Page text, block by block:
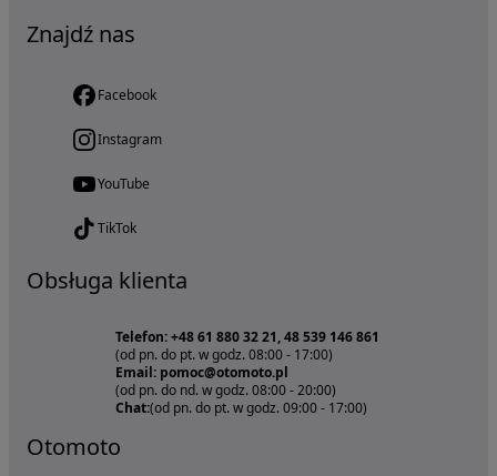
Znajdź nas
Facebook
Instagram
YouTube
TikTok
Obsługa klienta
Telefon: +48 61 880 32 21, 48 539 146 861
(od pn. do pt. w godz. 08:00 - 17:00)
Email: pomoc@otomoto.pl
(od pn. do nd. w godz. 08:00 - 20:00)
Chat:(od pn. do pt. w godz. 09:00 - 17:00)
Otomoto